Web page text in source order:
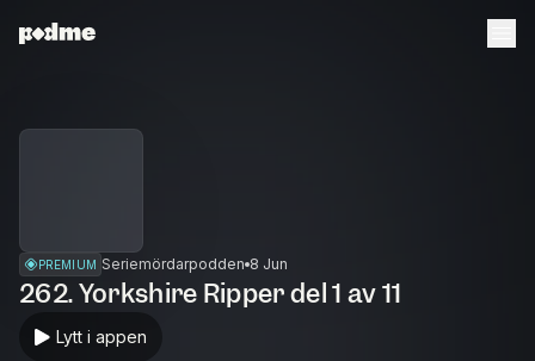
PREMIUM Seriemördarpodden 8 Jun
262. Yorkshire Ripper del 1 av 11
Lytt i appen